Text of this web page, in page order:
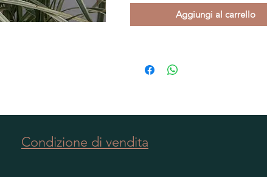
Aggiungi al carrello
Condizione di vendita